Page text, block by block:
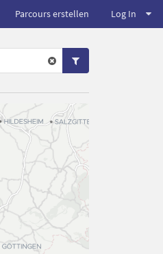
Parcours erstellen Log In